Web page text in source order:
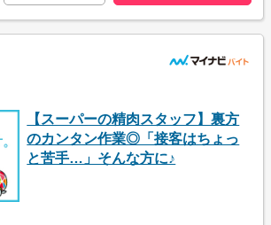
【スーパーの精肉スタッフ】裏方
のカンタン作業◎「接客はちょっ
と苦手…」そんな方に♪